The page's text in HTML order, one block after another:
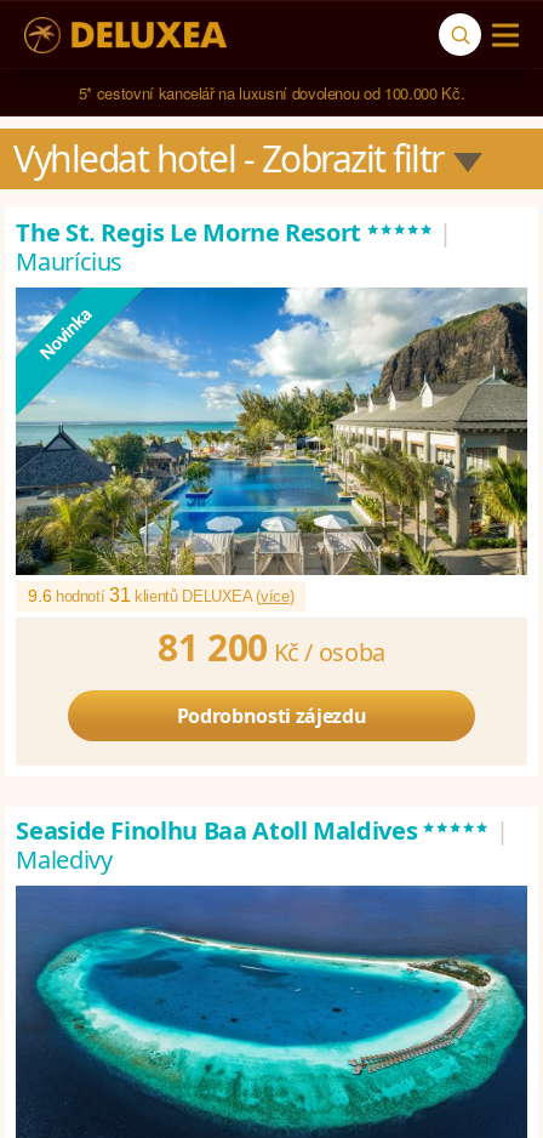
Navštívili jsme 791 hotelů ve 123 zemích světa.
5* cestovní kancelář na luxusní dovolenou od 100.000 Kč.
Vyhledat hotel - Zobrazit filtr
The St. Regis Le Morne Resort ***** |
Maurícius
9.6 hodnotí31 klientů DELUXEA (více)
81 200 Kč / osoba
Podrobnosti zájezdu
Seaside Finolhu Baa Atoll Maldives***** |
Maledivy